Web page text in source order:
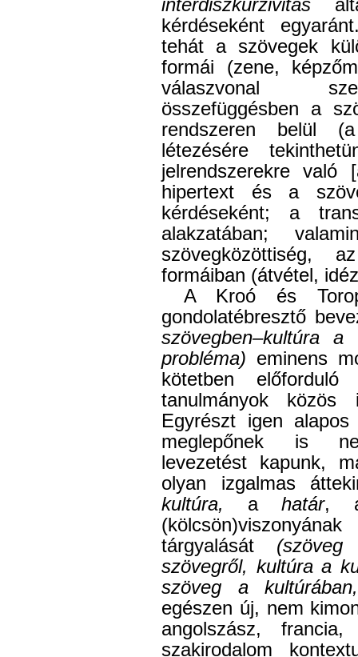
interdiszkurzivitás
kérdéseként
tehát a szövegek
formái (zene,
válaszvonal
összefüggésben a
rendszeren belül
létezésére
jelrendszerekre való
hipertext és a
kérdéseként; a
alakzatában;
szövegközöttiség,
formáiban (átvétel,
A Kroó és
gondolatébresztő
szövegben–kultúra a
probléma) eminens
kötetben
tanulmányok közös
Egyrészt igen
meglepőnek is
levezetést kapunk,
olyan izgalmas
kultúra, ahatár,
tárgyalását
szövegről, kultúra a
szöveg a
egészen új, nem
angolszász,
szakirodalom